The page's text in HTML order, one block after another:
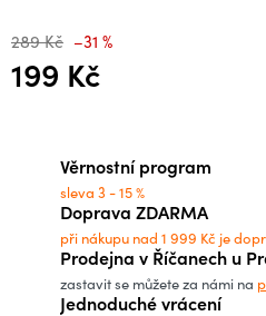
289 Kč –31 %
199 Kč
Věrnostní program
sleva 3 - 15 %
Doprava ZDARMA
při nákupu nad 1 999 Kč je
Prodejna v Říčanech u
zastavit se můžete za námi na
Jednoduché vrácení